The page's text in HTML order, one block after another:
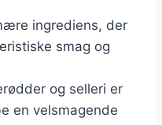
ingrediens, der
smag og
og selleri er
en velsmagende